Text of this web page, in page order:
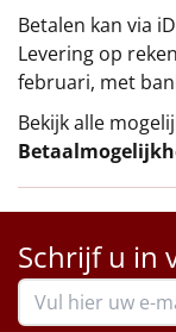
Betalen kan via
Levering op
februari, met
Bekijk alle
Schrijf u in